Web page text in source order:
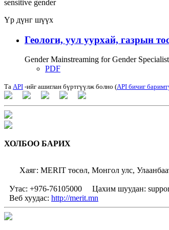
sensitive gender
Үр дүнг шүүх
Геологи, уул уурхай, газрын
Gender Mainstreaming for Gender
PDF
Та API -ийг ашиглан бүртгүүлж болно (API бичиг
ХОЛБОО БАРИХ
Хаяг: MERIT төсөл, Монгол улс,
Утас: +976-76105000
Цахим шуудан:
Веб хуудас: http://merit.mn